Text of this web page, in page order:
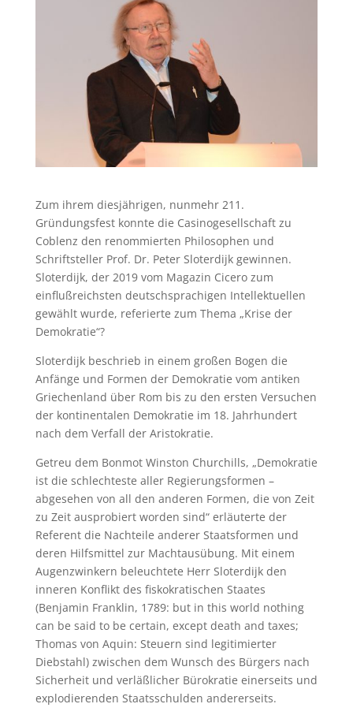
Zum ihrem diesjährigen, nunmehr 211.
Gründungsfest konnte die Casinogesellschaft zu
Coblenz den renommierten Philosophen und
Schriftsteller Prof. Dr. Peter Sloterdijk gewinnen.
Sloterdijk, der 2019 vom Magazin Cicero zum
einflußreichsten deutschsprachigen Intellektuellen
gewählt wurde, referierte zum Thema „Krise der
Demokratie“?
Sloterdijk beschrieb in einem großen Bogen die
Anfänge und Formen der Demokratie vom antiken
Griechenland über Rom bis zu den ersten Versuchen
der kontinentalen Demokratie im 18. Jahrhundert
nach dem Verfall der Aristokratie.
Getreu dem Bonmot Winston Churchills, „Demokratie
ist die schlechteste aller Regierungsformen –
abgesehen von all den anderen Formen, die von Zeit
zu Zeit ausprobiert worden sind“ erläuterte der
Referent die Nachteile anderer Staatsformen und
deren Hilfsmittel zur Machtausübung. Mit einem
Augenzwinkern beleuchtete Herr Sloterdijk den
inneren Konflikt des fiskokratischen Staates
(Benjamin Franklin, 1789: but in this world nothing
can be said to be certain, except death and taxes;
Thomas von Aquin: Steuern sind legitimierter
Diebstahl) zwischen dem Wunsch des Bürgers nach
Sicherheit und verläßlicher Bürokratie einerseits und
explodierenden Staatsschulden andererseits.